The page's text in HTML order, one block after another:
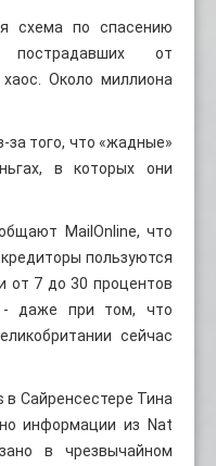
схема по спасению
пострадавших от
Около миллиона
за того, что «жадные»
в которых они
MailOnline, что
пользуются
от 7 до 30 процентов
- даже при том, что
сейчас
в Сайренсестере Тина
информации из Nat
в чрезвычайном